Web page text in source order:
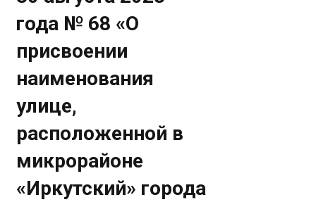
года № 68 «О
присвоении
наименования
улице,
расположенной в
микрорайоне
«Иркутский» города